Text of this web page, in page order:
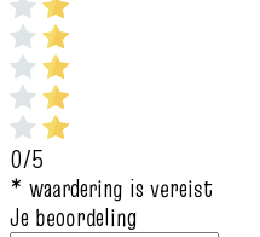
0/5
* waardering is vereist
Je beoordeling